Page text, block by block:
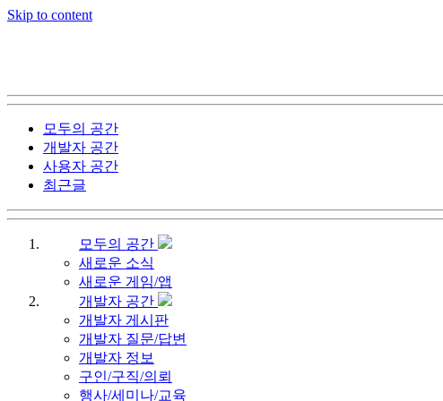
Skip to content
모두의 공간
개발자 공간
사용자 공간
최근글
모두의 공간
새로운 소식
새로운 게임/앱
개발자 공간
개발자 게시판
개발자 질문/답변
개발자 정보
구인/구직/의뢰
행사/세미나/교육